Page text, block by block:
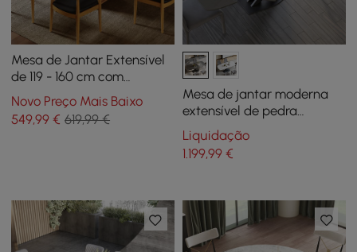
Mesa de Jantar Extensível
de 119 - 160 cm com
Arrumação e Base
Canelada, 4-6 Lugares
Novo Preço Mais Baixo
549,99 € 619,99 €
Mesa de jantar moderna
extensível de pedra
sinterizada de 71
polegadas, assentos
brancos, cinza, 4-6 pessoas
Liquidação
1.199,99€